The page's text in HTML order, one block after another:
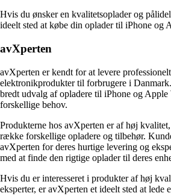
Hvis du ønsker en kvalitetsoplader og
ideelt sted at købe din oplader til iPhone og
avXperten
avXperten er kendt for at levere
elektronikprodukter til forbrugere i
bredt udvalg af opladere til iPhone og Apple
forskellige behov.
Produkterne hos avXperten er af høj
række forskellige opladere og tilbehør.
avXperten for deres hurtige levering og
med at finde den rigtige oplader til deres
Hvis du er interesseret i produkter af høj
eksperter, er avXperten et ideelt sted at lede